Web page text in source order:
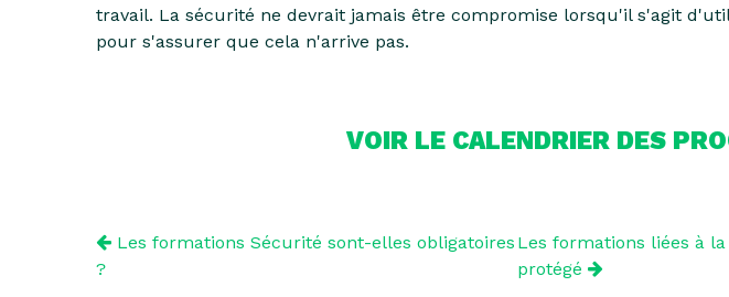
travail. La sécurité ne devrait jamais être compromise lorsqu'il s'agit
pour s'assurer que cela n'arrive pas.
VOIR LE CALENDRIER DES
Les formations Sécurité sont-elles obligatoires
?
Les formations liées à
protégé